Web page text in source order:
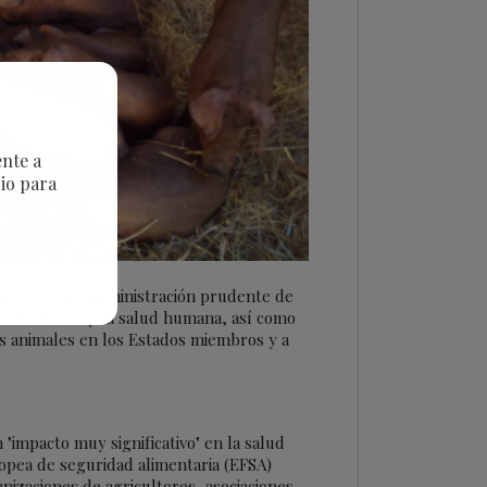
de cría y administración prudente de
bienestar y la salud humana, así como
en los Estados miembros y a
muy significativo" en la salud
de seguridad alimentaria (EFSA)
a
para